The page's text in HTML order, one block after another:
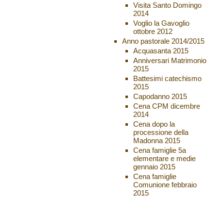
Visita Santo Domingo
2014
Voglio la Gavoglio
ottobre 2012
Anno pastorale 2014/2015
Acquasanta 2015
Anniversari Matrimonio
2015
Battesimi catechismo
2015
Capodanno 2015
Cena CPM dicembre
2014
Cena dopo la
processione della
Madonna 2015
Cena famiglie 5a
elementare e medie
gennaio 2015
Cena famiglie
Comunione febbraio
2015